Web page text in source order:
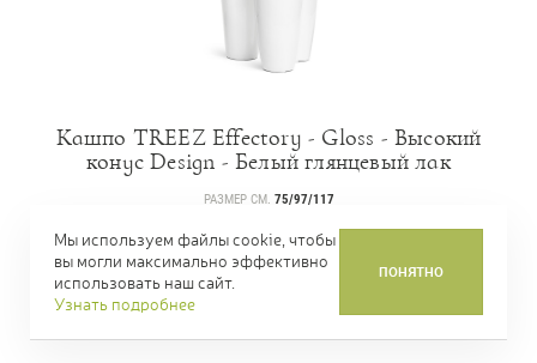
Кашпо TREEZ Effectory - Gloss - Высокий
конус Design - Белый глянцевый лак
РАЗМЕР СМ. 75/97/117
АРТИКУЛ
41.3320-05-036-WH
ЦЕНА
ОТ17 388,00 Р.
Мы используем файлы cookie, чтобы
вы могли максимально эффективно
использовать наш сайт.
Узнать подробнее
ПОНЯТНО